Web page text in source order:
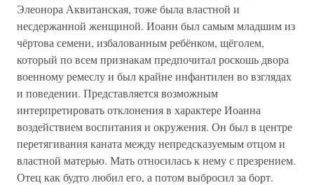
Элеонора Аквитанская, тоже была властной и
несдержанной женщиной. Иоанн был самым младшим из
чёртова семени, избалованным ребёнком, щёголем,
который по всем признакам предпочитал роскошь двора
военному ремеслу и был крайне инфантилен во взглядах
и поведении. Представляется возможным
интерпретировать отклонения в характере Иоанна
воздействием воспитания и окружения. Он был в центре
перетягивания каната между непредсказуемым отцом и
властной матерью. Мать относилась к нему с презрением.
Отец как будто любил его, а потом выбросил за борт.